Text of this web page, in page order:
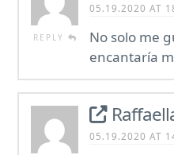
REPLY
05.19.2020 AT
No solo me
encantaría
05.19.2020 AT